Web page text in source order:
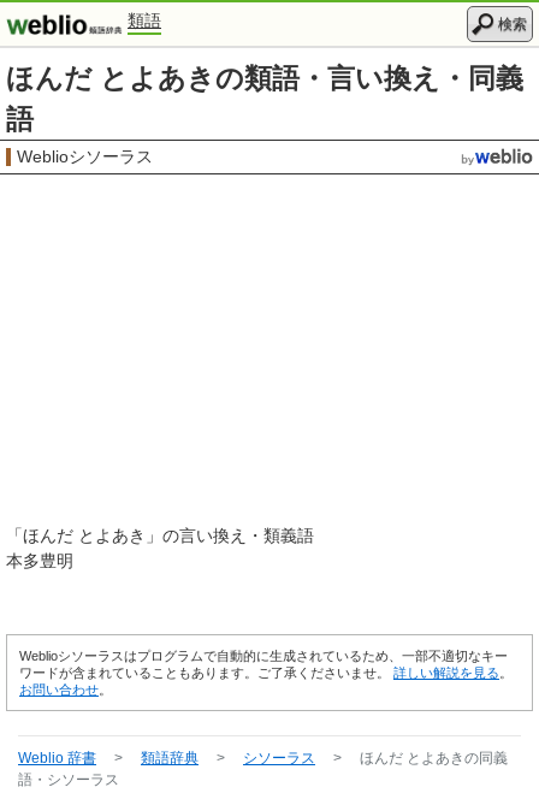
類語 検索
ほんだ とよあきの類語・言い換え・同義
語
Weblioシソーラス
「ほんだ とよあき 」の言い換え・類義語
本多豊明
Weblioシソーラスはプログラムで自動的に生成されているため、一部不適切なキー
ワードが含まれていることもあります。ご了承くださいませ。 詳しい解説を見る
お問い合わせ
Weblio 辞書 > 類語辞典 > シソーラス > ほんだ とよあきの同義
語・シソーラス